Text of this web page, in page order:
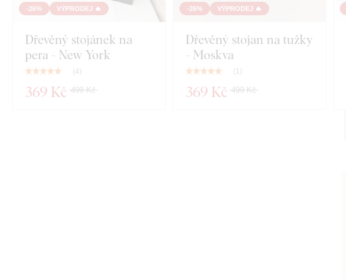
-26% VÝPRODEJ 🔥
Dřevěný stojánek na
pera - New York
(4 )
369 Kč 499 Kč
-26% VÝPRODEJ 🔥
Dřevěný stojan na tužky
- Moskva
(1)
369 Kč 499 Kč